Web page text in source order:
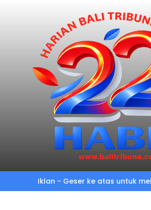
Iklan - Geser ke atas untuk